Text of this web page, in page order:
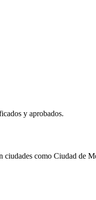
y aprobados.
ciudades como Ciudad de